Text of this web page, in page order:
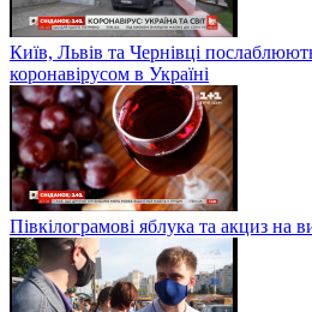
Київ, Львів та Чернівці
коронавірусом в Україні
Півкілограмові яблука та акциз